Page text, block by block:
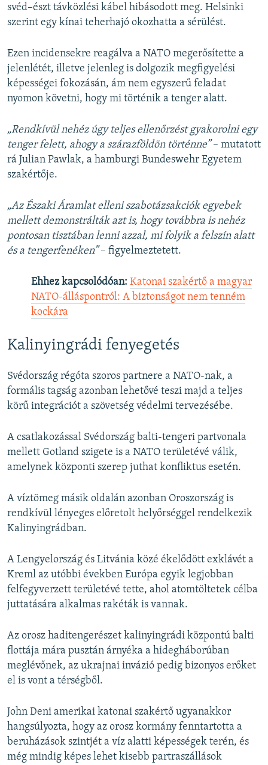
svéd–észt távközlési kábel hibásodott meg. Helsinki
szerint egy kínai teherhajó okozhatta a sérülést.
Ezen incidensekre reagálva a NATO megerősítette a
jelenlétét, illetve jelenleg is dolgozik megfigyelési
képességei fokozásán, ám nem egyszerű feladat
nyomon követni, hogy mi történik a tenger alatt.
„Rendkívül nehéz úgy teljes ellenőrzést gyakorolni egy
tenger felett, ahogy a szárazföldön történne” – mutatott
rá Julian Pawlak, a hamburgi Bundeswehr Egyetem
szakértője.
„Az Északi Áramlat elleni szabotázsakciók egyebek
mellett demonstrálták azt is, hogy továbbra is nehéz
pontosan tisztában lenni azzal, mi folyik a felszín alatt
és a tengerfenéken”– figyelmeztetett.
Ehhez kapcsolódóan: Katonai szakértő a magyar
NATO-álláspontról: A biztonságot nem tenném
kockára
Kalinyingrádi fenyegetés
Svédország régóta szoros partnere a NATO-nak, a
formális tagság azonban lehetővé teszi majd a teljes
körű integrációt a szövetség védelmi tervezésébe.
A csatlakozással Svédország balti-tengeri partvonala
mellett Gotland szigete is a NATO területévé válik,
amelynek központi szerep juthat konfliktus esetén.
A víztömeg másik oldalán azonban Oroszország is
rendkívül lényeges előretolt helyőrséggel rendelkezik
Kalinyingrádban.
A Lengyelország és Litvánia közé ékelődött exklávét a
Kreml az utóbbi években Európa egyik legjobban
felfegyverzett területévé tette, ahol atomtöltetek célba
juttatására alkalmas rakéták is vannak.
Az orosz haditengerészet kalinyingrádi központú balti
flottája mára pusztán árnyéka a hidegháborúban
meglévőnek, az ukrajnai invázió pedig bizonyos erőket
el is vont a térségből.
John Deni amerikai katonai szakértő ugyanakkor
hangsúlyozta, hogy az orosz kormány fenntartotta a
beruházások szintjét a víz alatti képességek terén, és
még mindig képes lehet kisebb partraszállások